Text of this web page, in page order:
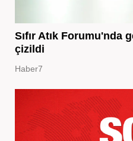
Sıfır Atık Forumu'nda
çizildi
Haber7